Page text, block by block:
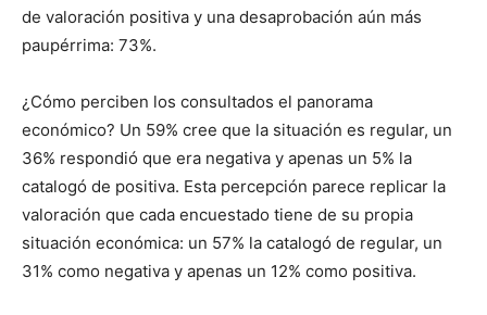
de valoración positiva y una desaprobación aún más
paupérrima: 73%.
¿Cómo perciben los consultados el panorama
económico? Un 59% cree que la situación es regular, un
36% respondió que era negativa y apenas un 5% la
catalogó de positiva. Esta percepción parece replicar la
valoración que cada encuestado tiene de su propia
situación económica: un 57% la catalogó de regular, un
31% como negativa y apenas un 12% como positiva.